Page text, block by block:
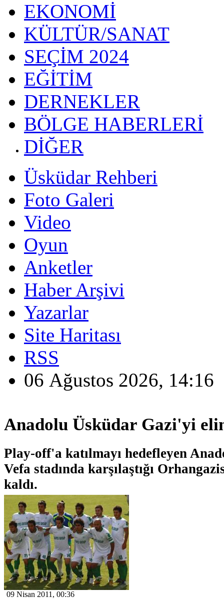
EKONOMİ
KÜLTÜR/SANAT
SEÇİM 2024
EĞİTİM
DERNEKLER
BÖLGE HABERLERİ
DİĞER
Üsküdar Rehberi
Foto Galeri
Video
Oyun
Anketler
Haber Arşivi
Yazarlar
Site Haritası
RSS
06 Ağustos 2026, 14:16
Anadolu Üsküdar Gazi'yi
Play-off'a katılmayı hedefleyen
Vefa stadında karşılaştığı
kaldı.
09 Nisan 2011, 00:36